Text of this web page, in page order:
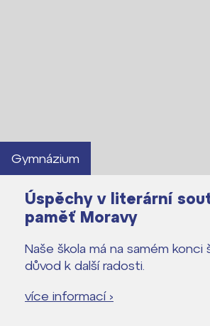
Gymnázium
Úspěchy v literární
paměť Moravy
Naše škola má na samém konci
důvod k další radosti.
více informací ›